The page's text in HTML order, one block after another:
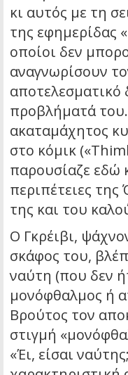
κι αυτός με τη
της εφημερίδας
οποίοι δεν
αναγνωρίσουν
προβλήματά
ακαταμάχητος
στο κόμικ
παρουσίαζε εδώ
περιπέτειες της
της και του
Ο Γκρέιβι,
σκάφος του,
ναύτη (που δεν
μονόφθαλμος ή
Βρούτος τον
στιγμή
«Έι, είσαι